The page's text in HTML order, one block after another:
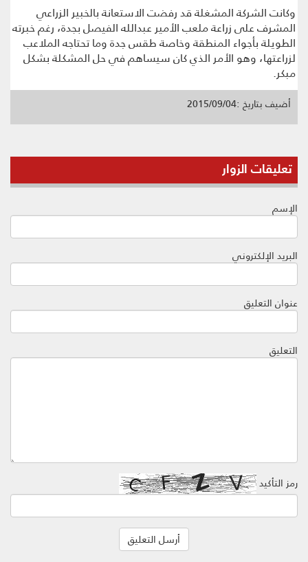
وكانت الشركة المشغلة قد رفضت الاستعانة بالخبير الزراعي
المشرف على زراعة ملعب الأمير عبدالله الفيصل بجدة، رغم خبرته
الطويلة بأجواء المنطقة وخاصة طقس جدة وما تحتاجه الملاعب
لزراعتها، وهو الأمر الذي كان سيساهم في حل المشكلة بشكل
مبكر.
أضيف بتاريخ :2015/09/04
تعليقات الزوار
الإسم
البريد الإلكتروني
عنوان التعليق
التعليق
رمز التأكيد